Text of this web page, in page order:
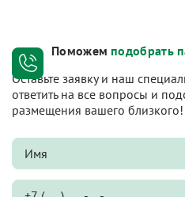
Поможем подобрать
Оставьте заявку и наш
ответить на все вопросы и
размещения вашего близкого!